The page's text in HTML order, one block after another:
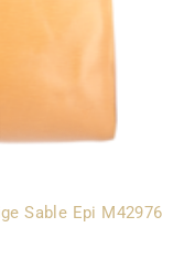
Sable Epi M42976